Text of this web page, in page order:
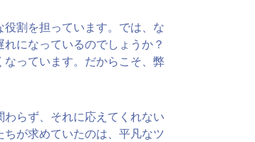
割を担っています。では、な
になっているのでしょうか？
っています。だからこそ、弊
らず、それに応えてくれない
が求めていたのは、平凡なツ